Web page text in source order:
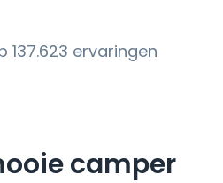
137.623 ervaringen
camper